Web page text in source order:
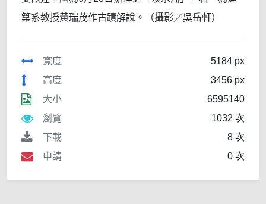
築系教授黃瑞茂作古蹟解說。（攝影／吳岳軒）
寬度
5184 px
高度
3456 px
大小
6595140
瀏覽
1032 次
下載
8 次
申請
0 次